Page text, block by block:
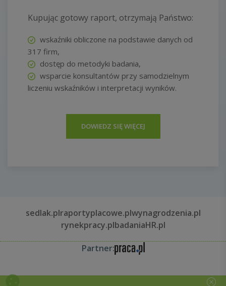
Kupując gotowy raport, otrzymają Państwo:
wskaźniki obliczone na podstawie danych od
317 firm,
dostęp do metodyki badania,
wsparcie konsultantów przy samodzielnym
liczeniu wskaźników i interpretacji wyników.
DOWIEDZ SIĘ WIĘCEJ
sedlak.plraportyplacowe.plwynagrodzenia.pl
rynekpracy.plbadaniaHR.pl
Partner: